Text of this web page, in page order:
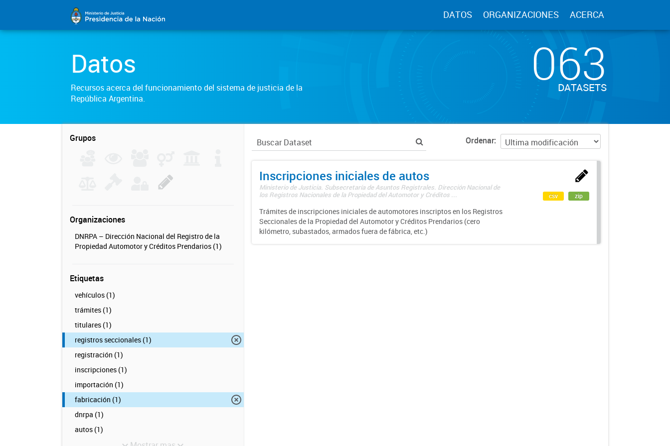
DATOS ORGANIZACIONES ACERCA
Datos
Recursos acerca del funcionamiento del sistema de justicia de la
República Argentina.
063
DATASETS
Grupos
Organizaciones
DNRPA – Dirección Nacional del Registro de la
Propiedad Automotor y Créditos Prendarios (1)
Etiquetas
vehículos (1)
trámites (1)
titulares (1)
registros seccionales (1)
registración (1)
inscripciones (1)
importación (1)
fabricación (1)
dnrpa (1)
autos (1)
Ordenar
Inscripciones iniciales de autos
Ministerio de Justicia. Subsecretaría de Asuntos Registrales. Dirección Nacional de
los Registros Nacionales de la Propiedad del Automotor y Créditos ...
Trámites de inscripciones iniciales de automotores inscriptos en los Registros
Seccionales de la Propiedad del Automotor y Créditos Prendarios (cero
kilómetro, subastados, armados fuera de fábrica, etc.)
csv zip